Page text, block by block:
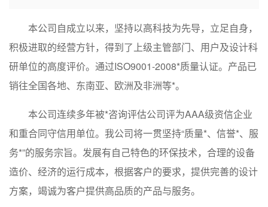
本公司自成立以来，坚持以高科技为先导，立足自身，
积极进取的经营方针，得到了上级主管部门、用户及设计科
研单位的高度评价。通过ISO9001-2008*质量认证。产品已
销往全国各地、东南亚、欧洲及非洲等*。
本公司连续多年被*咨询评估公司评为AAA级资信企业
和重合同守信用单位。我公司将一贯坚持“质量*、信誉*、服
务*”的服务宗旨。发展有自己特色的环保技术，合理的设备
造价、经济的运行成本，根据客户的要求，提供完善的设计
方案，竭诚为客户提供高品质的产品与服务。